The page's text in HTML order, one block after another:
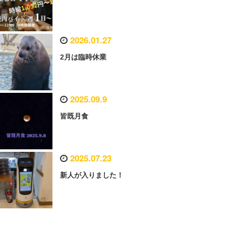
2026.01.27
2月は臨時休業
2025.09.9
皆既月食
2025.07.23
新人が入りました！